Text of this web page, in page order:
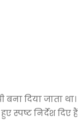
दिया जाता था।
स्पष्ट निर्देश दिए